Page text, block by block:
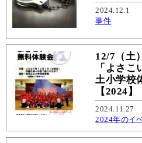
2024.12.1
事件
12/7（土
「よさ
土小学校
【2024】
2024.11.27
2024年のイ